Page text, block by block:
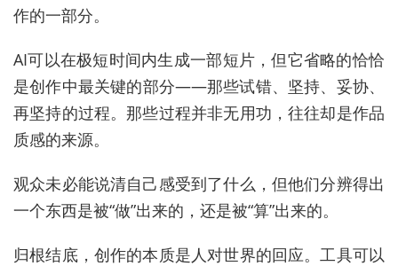
作的一部分。
AI可以在极短时间内生成一部短片，但它省略的恰恰
是创作中最关键的部分——那些试错、坚持、妥协、
再坚持的过程。那些过程并非无用功，往往却是作品
质感的来源。
观众未必能说清自己感受到了什么，但他们分辨得出
一个东西是被“做”出来的，还是被“算”出来的。
归根结底，创作的本质是人对世界的回应。工具可以